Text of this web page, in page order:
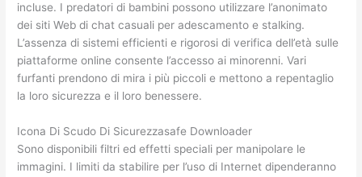
incluse. I predatori di bambini possono utilizzare l’anonimato
dei siti Web di chat casuali per adescamento e stalking.
L’assenza di sistemi efficienti e rigorosi di verifica dell’età sulle
piattaforme online consente l’accesso ai minorenni. Vari
furfanti prendono di mira i più piccoli e mettono a repentaglio
la loro sicurezza e il loro benessere.
Icona Di Scudo Di Sicurezzasafe Downloader
Sono disponibili filtri ed effetti speciali per manipolare le
immagini. I limiti da stabilire per l’uso di Internet dipenderanno